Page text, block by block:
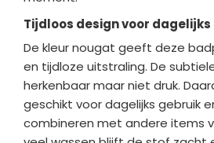
Tijdloos design voor
De kleur nougat geeft deze
en tijdloze uitstraling. De
herkenbaar maar niet druk.
geschikt voor dagelijks gebruik
combineren met andere items